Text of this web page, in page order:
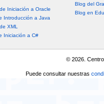
Iniciación a Oracle
Introducción a Java
XML
Iniciación a C#
Blog del
Blog en
© 2026.
Puede consultar nuestras